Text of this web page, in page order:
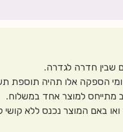
שבין חדרה לגדרה.
הספקה אלו תהיה תוספת
מתייחס למוצר אחד במשלוח.
באם המוצר נכנס ללא קושי